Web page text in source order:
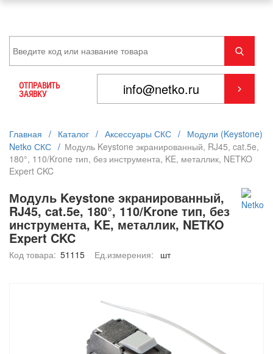
ОТПРАВИТЬ
ЗАЯВКУ
Главная / Каталог / Аксессуары СКС / Модули (Keystone)
Netko СКС / Модуль Keystone экранированный, RJ45, cat.5e,
180°, 110/Krone тип, без инструмента, KE, металлик, NETKO
Expert CKC
Модуль Keystone экранированный,
RJ45, cat.5e, 180°, 110/Krone тип, без
инструмента, KE, металлик, NETKO
Expert CKC
Код товара: 51115 Ед.измерения: шт